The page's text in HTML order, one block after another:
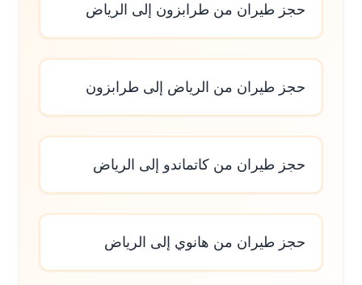
حجز طيران من طرابزون إلى الرياض
حجز طيران من الرياض إلى طرابزون
حجز طيران من كاتماندو إلى الرياض
حجز طيران من هانوي إلى الرياض